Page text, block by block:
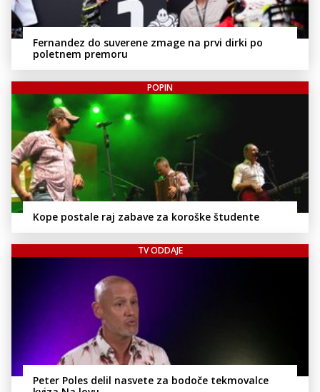
Fernandez do suverene zmage na prvi dirki po
poletnem premoru
POPIN
Kope postale raj zabave za koroške študente
TV ODDAJE
Peter Poles delil nasvete za bodoče tekmovalce